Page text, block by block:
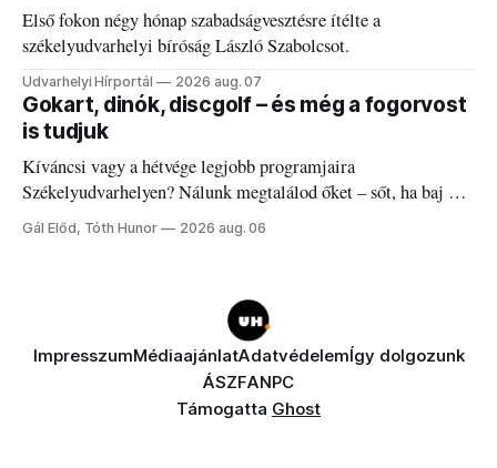
Első fokon négy hónap szabadságvesztésre ítélte a
székelyudvarhelyi bíróság László Szabolcsot.
Udvarhelyi Hírportál 2026 aug. 07
Gokart, dinók, discgolf – és még a fogorvost
is tudjuk
Kíváncsi vagy a hétvége legjobb programjaira
Székelyudvarhelyen? Nálunk megtalálod őket – sőt, ha baj van
a fogaddal, a fogorvosi ügyeletet is!
Gál Előd, Tóth Hunor 2026 aug. 06
ImpresszumMédiaajánlatAdatvédelemÍgy dolgozunk
ÁSZFANPC
Támogatta Ghost